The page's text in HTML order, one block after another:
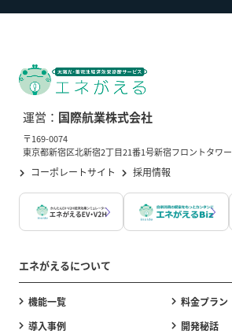
運営： 国際航業株式会社
〒169-0074
東京都新宿区北新宿2丁目21番1号新宿フロントタワー
コーポレートサイト 採用情報
エネがえるについて
機能一覧
料金プラン
導入事例
開発秘話